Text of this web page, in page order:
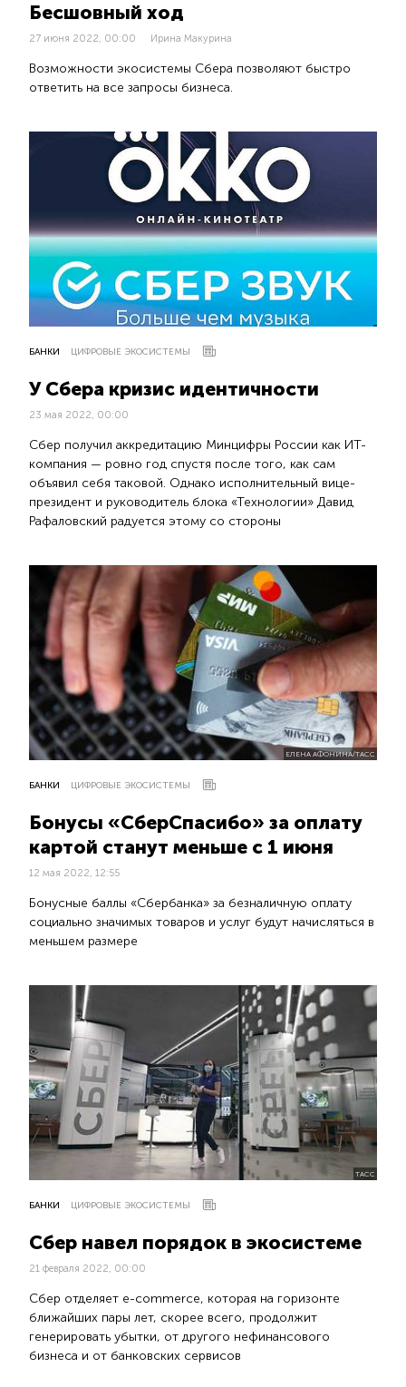
Бесшовный ход
27 июня 2022, 00:00 Ирина Макурина
Возможности экосистемы Сбера позволяют быстро
ответить на все запросы бизнеса.
БАНКИ ЦИФРОВЫЕ ЭКОСИСТЕМЫ
У Сбера кризис идентичности
23 мая 2022, 00:00
Сбер получил аккредитацию Минцифры России как ИТ-
компания — ровно год спустя после того, как сам
объявил себя таковой. Однако исполнительный вице-
президент и руководитель блока «Технологии» Давид
Рафаловский радуется этому со стороны
ЕЛЕНА АФОНИНА/ТАСС
БАНКИ ЦИФРОВЫЕ ЭКОСИСТЕМЫ
Бонусы «СберСпасибо» за оплату
картой станут меньше с 1 июня
12 мая 2022, 12:55
Бонусные баллы «Сбербанка» за безналичную оплату
социально значимых товаров и услуг будут начисляться в
меньшем размере
ТАСС
БАНКИ ЦИФРОВЫЕ ЭКОСИСТЕМЫ
Сбер навел порядок в экосистеме
21 февраля 2022, 00:00
Сбер отделяет e-commerce, которая на горизонте
ближайших пары лет, скорее всего, продолжит
генерировать убытки, от другого нефинансового
бизнеса и от банковских сервисов